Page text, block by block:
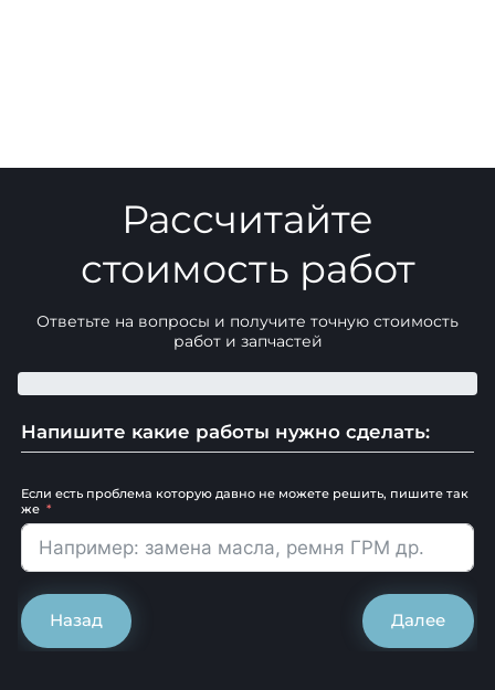
Рассчитайте
стоимость работ
Ответьте на вопросы и получите точную стоимость
работ и запчастей
Напишите какие работы нужно сделать:
Если есть проблема которую давно не можете решить, пишите так
же
Назад Далее